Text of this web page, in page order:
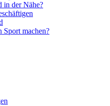
in der Nähe?
Sport machen?